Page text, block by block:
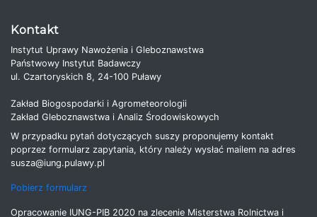
Kontakt
Instytut Uprawy Nawożenia i Gleboznawstwa
Państwowy Instytut Badawczy
ul. Czartoryskich 8, 24-100 Puławy
Zakład Biogospodarki i Agrometeorologii
Zakład Gleboznawstwa i Analiz Środowiskowych
W przypadku pytań dotyczących suszy proponujemy kontakt
poprzez formularz zapytania, który należy wysłać mailem na adres
susza@iung.pulawy.pl
Pobierz formularz
Opracowanie IUNG-PIB 2020 na zlecenie Misterstwa Rolnictwa i